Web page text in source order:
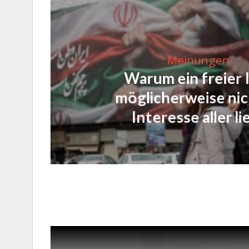
Meinungen
Warum ein freier
möglicherweise
Interesse aller